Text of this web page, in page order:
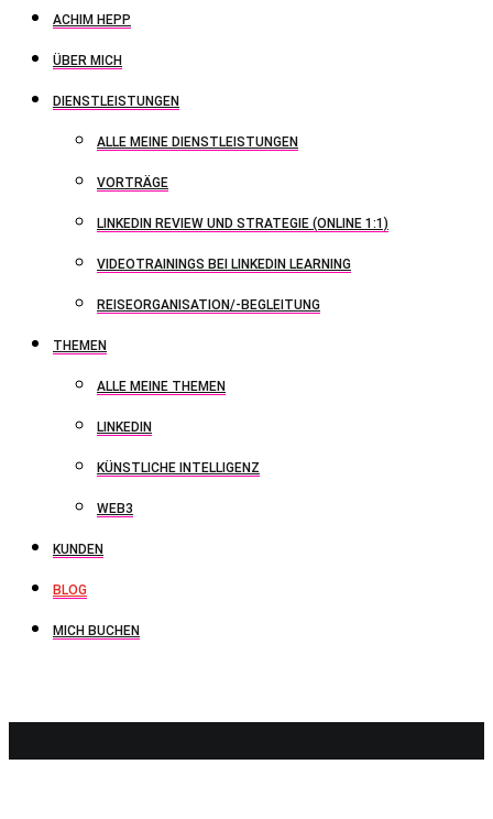
ACHIM HEPP
ÜBER MICH
DIENSTLEISTUNGEN
ALLE MEINE DIENSTLEISTUNGEN
VORTRÄGE
LINKEDIN REVIEW UND STRATEGIE (ONLINE 1:1)
VIDEOTRAININGS BEI LINKEDIN LEARNING
REISEORGANISATION/-BEGLEITUNG
THEMEN
ALLE MEINE THEMEN
LINKEDIN
KÜNSTLICHE INTELLIGENZ
WEB3
KUNDEN
BLOG
MICH BUCHEN
NFC